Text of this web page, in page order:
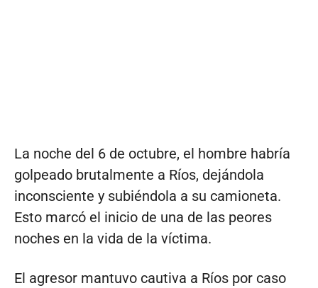
La noche del 6 de octubre, el hombre habría
golpeado brutalmente a Ríos, dejándola
inconsciente y subiéndola a su camioneta.
Esto marcó el inicio de una de las peores
noches en la vida de la víctima.
El agresor mantuvo cautiva a Ríos por caso